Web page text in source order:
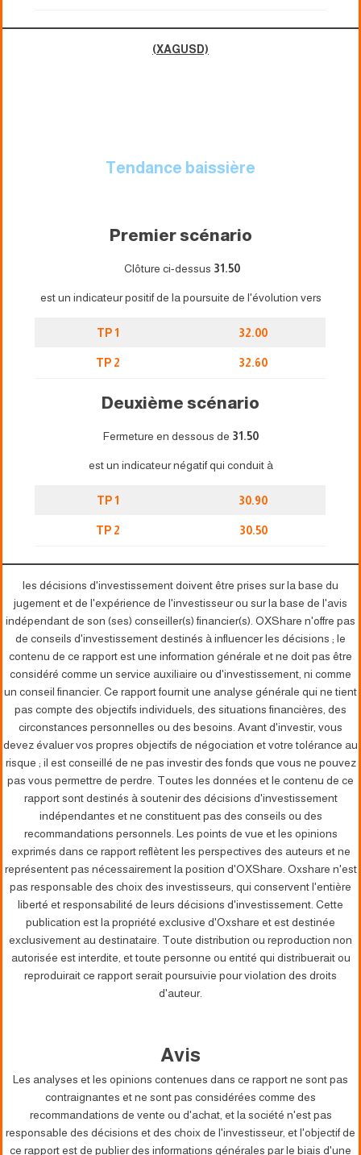
(XAGUSD)
Tendance baissière
Premier scénario
Clôture ci-dessus 31.50
est un indicateur positif de la poursuite de l'évolution vers
TP 1 32.00
TP 2 32.60
Deuxième scénario
Fermeture en dessous de 31.50
est un indicateur négatif qui conduit à
TP 1 30.90
TP 2 30.50
les décisions d'investissement doivent être prises sur la base du
jugement et de l'expérience de l'investisseur ou sur la base de l'avis
indépendant de son (ses) conseiller(s) financier(s). OXShare n'offre pas
de conseils d'investissement destinés à influencer les décisions ; le
contenu de ce rapport est une information générale et ne doit pas être
considéré comme un service auxiliaire ou d'investissement, ni comme
un conseil financier. Ce rapport fournit une analyse générale qui ne tient
pas compte des objectifs individuels, des situations financières, des
circonstances personnelles ou des besoins. Avant d'investir, vous
devez évaluer vos propres objectifs de négociation et votre tolérance au
risque ; il est conseillé de ne pas investir des fonds que vous ne pouvez
pas vous permettre de perdre. Toutes les données et le contenu de ce
rapport sont destinés à soutenir des décisions d'investissement
indépendantes et ne constituent pas des conseils ou des
recommandations personnels. Les points de vue et les opinions
exprimés dans ce rapport reflètent les perspectives des auteurs et ne
représentent pas nécessairement la position d'OXShare. Oxshare n'est
pas responsable des choix des investisseurs, qui conservent l'entière
liberté et responsabilité de leurs décisions d'investissement. Cette
publication est la propriété exclusive d'Oxshare et est destinée
exclusivement au destinataire. Toute distribution ou reproduction non
autorisée est interdite, et toute personne ou entité qui distribuerait ou
reproduirait ce rapport serait poursuivie pour violation des droits
d'auteur.
Avis
Les analyses et les opinions contenues dans ce rapport ne sont pas
contraignantes et ne sont pas considérées comme des
recommandations de vente ou d'achat, et la société n'est pas
responsable des décisions et des choix de l'investisseur, et l'objectif de
ce rapport est de publier des informations générales par le biais d'une